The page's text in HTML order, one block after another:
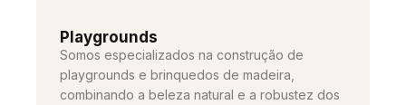
Playgrounds
Somos especializados na construção de
playgrounds e brinquedos de madeira,
combinando a beleza natural e a robustez dos